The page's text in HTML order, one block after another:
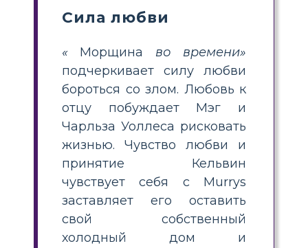
Сила любви
« Морщина во времени»
подчеркивает силу любви
бороться со злом. Любовь к
отцу побуждает Мэг и
Чарльза Уоллеса рисковать
жизнью. Чувство любви и
принятие Кельвин
чувствует себя с Murrys
заставляет его оставить
свой собственный
холодный дом и